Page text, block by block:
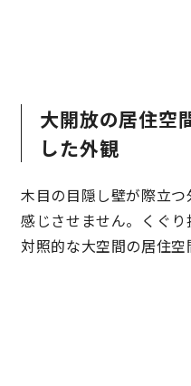
大開放の居住空
した外観
木目の目隠し壁が際立
感じさせません。くぐ
対照的な大空間の居住空